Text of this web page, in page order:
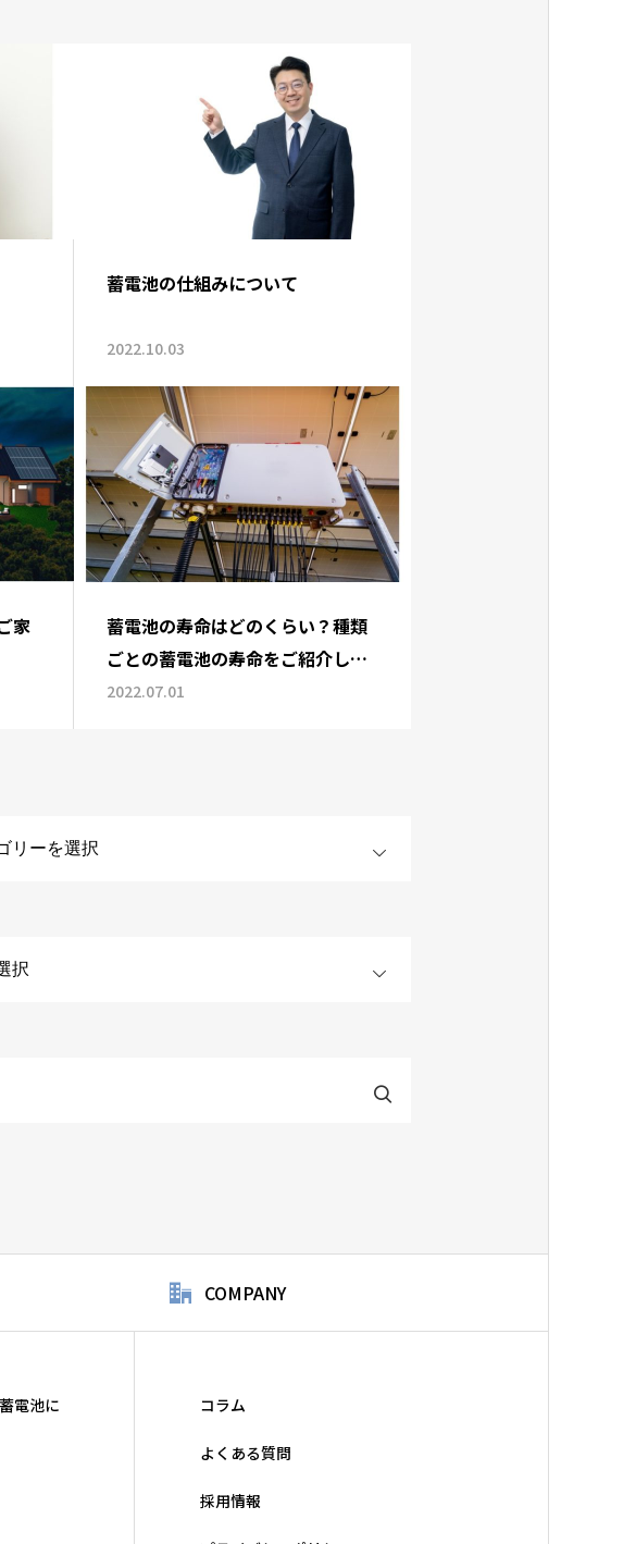
蓄電池の仕組みについて
2022.10.03
家
蓄電池の寿命はどのくらい？種類
ごとの蓄電池の寿命をご紹介しま
す
2022.07.01
COMPANY
電池に コラム
よくある質問
採用情報